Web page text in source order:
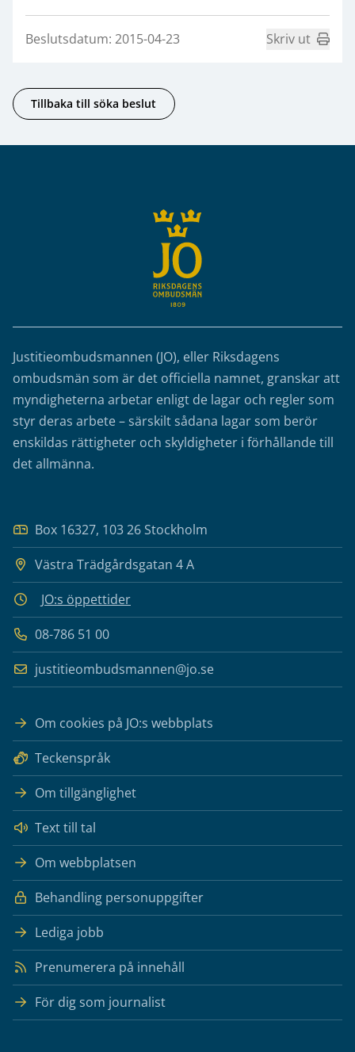
Beslutsdatum: 2015-04-23 Skriv ut
Tillbaka till söka beslut
Justitieombudsmannen (JO), eller Riksdagens
ombudsmän som är det officiella namnet, granskar att
myndigheterna arbetar enligt de lagar och regler som
styr deras arbete – särskilt sådana lagar som berör
enskildas rättigheter och skyldigheter i förhållande till
det allmänna.
Box 16327, 103 26 Stockholm
Västra Trädgårdsgatan 4 A
JO:s öppettider
08-786 51 00
justitieombudsmannen@jo.se
Om cookies på JO:s webbplats
Teckenspråk
Om tillgänglighet
Text till tal
Om webbplatsen
Behandling personuppgifter
Lediga jobb
Prenumerera på innehåll
För dig som journalist